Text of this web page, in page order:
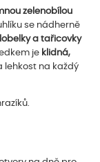
zelenobílou
se nádherně
a tařicovky
je klidná,
lehkost na každý